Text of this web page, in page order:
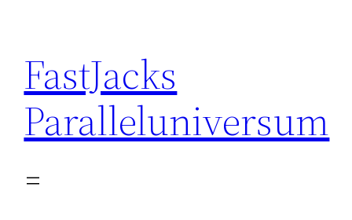
content
FastJacks
Paralleluniversum